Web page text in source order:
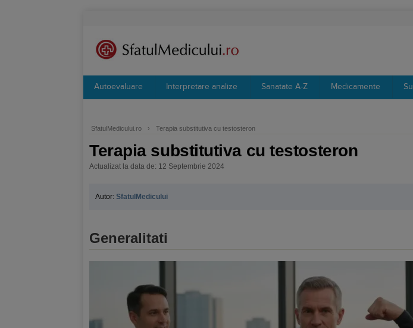
Autoevaluare Interpretare analize Sanatate A-Z Medicamente
SfatulMedicului.ro › Terapia substitutiva cu testosteron
Terapia substitutiva cu testosteron
Actualizat la data de: 12 Septembrie 2024
Autor: SfatulMedicului
Generalitati